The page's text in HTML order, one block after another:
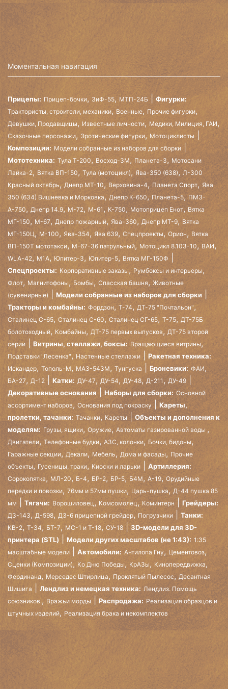
Моментальная навигация
Прицепы: Прицеп-бочки, ЗиФ-55, МТП-24Б Фигурки:
Трактористы, строители, механики, Военные, Прочие фигурки,
Девушки, Продавщицы, Известные личности, Медики, Милиция, ГАИ,
Сказочные персонажи, Эротические фигурки, Мотоциклисты
Композиции: Модели собранные из наборов для сборки
Мототехника: Тула Т-200, Восход-3М, Планета-3, Мотосани
Лайка-2, Вятка ВП-150, Тула (мотоцикл),Ява-350 (638), Л-300
Красный октябрь, Днепр МТ-10, Верховина-4, Планета Спорт, Ява
350 (634) Вишневка и Морковка, Днепр К-650, Планета-5,ПМЗ-
А-750, Днепр 14.9, М-72, М-61 , К-750, Мотоприцеп Енот, Вятка
МГ-150, М-67, Днепр пожарный, Ява-360, Днепр МТ-9,Вятка
МГ-150Ц, М-100, Ява-354, Ява 639, Спецпроекты, Орион, Вятка
ВП-150Т мототакси, М-67-36 патрульный, Мотоцикл 8.103-10, ВАИ,
WLA-42, М1А, Юпитер-3, Юпитер-5, Вятка МГ-150Ф
Спецпроекты: Корпоративные заказы, Румбоксы и интерьеры,
Флот, Магнитофоны, Бомбы, Спасская башня, Животные
(сувенирные)
Модели собранные из наборов для сборки
Тракторы и комбайны: Фордзон, Т-74, ДТ-75 "Почтальон",
Сталинец С-65, Сталинец С-60, Сталинец СГ-65, Т-75, ДТ-75Б
болотоходный, Комбайны, ДТ-75 первых выпусков, ДТ-75 второй
серии
Витрины, стеллажи, боксы: Вращающиеся витрины,
Подставки "Лесенка", Настенные стеллажи Ракетная техника:
Искандер, Тополь-М, МАЗ-543М, Тунгуска Броневики: ФАИ,
БА-27, Д-12 Катки: ДУ-47, ДУ-54, ДУ-48,Д-211 , ДУ-49
Декоративные основания Наборы для сборки: Основной
ассортимент наборов,Основания под покраску
Кареты,
пролетки, тачанки: Тачанки, Кареты
Объекты и дополнения к
моделям: Грузы, ящики, Оружие, Автоматы газированной воды ,
Двигатели,Телефонные будки, АЗС, колонки, Бочки, бидоны,
Гаражные секции, Декали, Мебель, Дома и фасады, Прочие
объекты, Гусеницы, траки, Киоски и ларьки Артиллерия:
Сорокопятка, МЛ-20, Б-4, БР-2, БР-5, Б4М, А-19, Орудийные
передки и повозки, 76мм и 57мм пушки, Царь-пушка,Д-44 пушка 85
мм
Тягачи: Ворошиловец, Комсомолец, Коминтерн Грейдеры:
ДЗ-143, Д-598, ДЗ-6 прицепной грейдер, Погрузчики Танки:
КВ-2, Т-34, БТ-7, МС-1 и Т-18, СУ-18
3D-модели для 3D-
принтера (STL)
Модели других масштабов (не 1:43): 1:35
масштабные модели
Автомобили: Антилопа Гну, Цементовоз,
Сценки (Композиции), Ко Дню Победы, КрАЗы, Кинопередвижка,
Фердинанд, Мерседес Штирлица, Проклятый Пылесос, Десантная
Шишига
Лендлиз и немецкая техника: Лендлиз. Помощь
союзников., Вражьи морды Распродажа: Реализация образцов и
штучных изделий, Реализация брака и некомплектов